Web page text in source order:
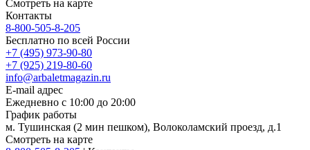
Смотреть на карте
Контакты
8-800-505-8-205
Бесплатно по всей России
+7 (495) 973-90-80
+7 (925) 219-80-60
info@arbaletmagazin.ru
E-mail адрес
Ежедневно с 10:00 до 20:00
График работы
м. Тушинская (2 мин пешком), Волоколамский проезд, д.1
Смотреть на карте